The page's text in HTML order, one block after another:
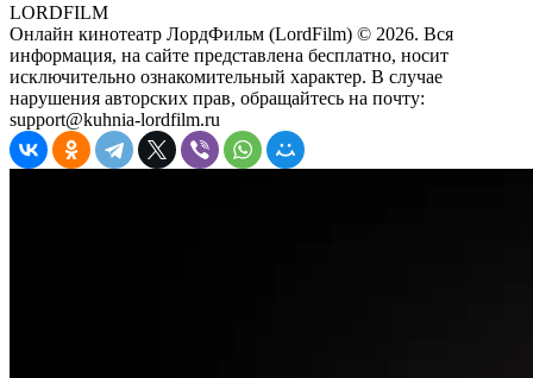
LORDFILM
Онлайн кинотеатр ЛордФильм (LordFilm) © 2026. Вся
информация, на сайте представлена бесплатно, носит
исключительно ознакомительный характер. В случае
нарушения авторских прав, обращайтесь на почту:
support@kuhnia-lordfilm.ru